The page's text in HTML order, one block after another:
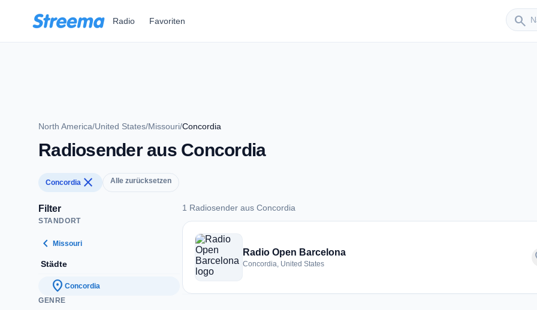
Radio Favoriten search
Sender
North America/United States/Missouri/Concordia
Radiosender aus Concordia
Concordia close Alle zurücksetzen
Filter
STANDORT
chevron_left Missouri
Städte
location_on Concordia
GENRE
1 Radiosender aus Concordia
1 Radiosender aus Concordia
Radio Open Barcelona
Concordia, United States